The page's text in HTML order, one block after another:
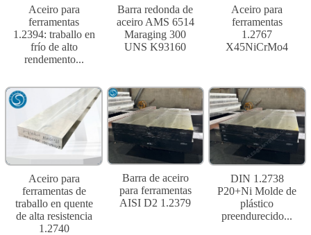
Aceiro para
ferramentas
1.2394: traballo en
frío de alto
rendemento...
Barra redonda de
aceiro AMS 6514
Maraging 300
UNS K93160
Aceiro para
ferramentas
1.2767
X45NiCrMo4
Aceiro para
ferramentas de
traballo en quente
de alta resistencia
1.2740
Barra de aceiro
para ferramentas
AISI D2 1.2379
DIN 1.2738
P20+Ni Molde de
plástico
preendurecido...